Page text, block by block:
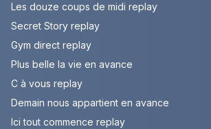
Les douze coups de midi replay
Secret Story replay
Gym direct replay
Plus belle la vie en avance
C à vous replay
Demain nous appartient en avance
Ici tout commence replay